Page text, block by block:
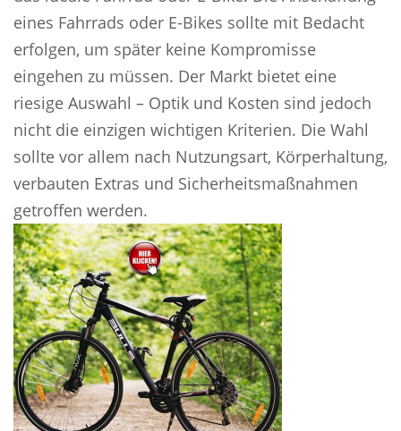
eines Fahrrads oder E-Bikes sollte mit Bedacht
erfolgen, um später keine Kompromisse
eingehen zu müssen. Der Markt bietet eine
riesige Auswahl – Optik und Kosten sind jedoch
nicht die einzigen wichtigen Kriterien. Die Wahl
sollte vor allem nach Nutzungsart, Körperhaltung,
verbauten Extras und Sicherheitsmaßnahmen
getroffen werden.